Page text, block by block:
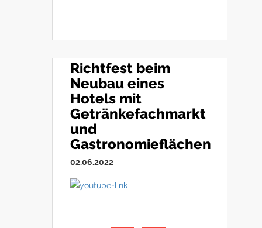
Richtfest beim
Neubau eines
Hotels mit
Getränkefachmarkt
und
Gastronomieflächen
02.06.2022